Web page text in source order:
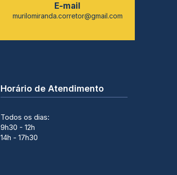
E-mail
murilomiranda.corretor@gmail.com
Horário de Atendimento
Todos os dias:
9h30 - 12h
14h - 17h30